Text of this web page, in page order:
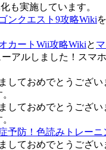
も実施しています。
ンクエスト9攻略Wiki
カートWii攻略Wikiと
アルしました！スマ
しておめでとうござい
しておめでとうござい
予防！色読みトレーニ
しておめでとうござい